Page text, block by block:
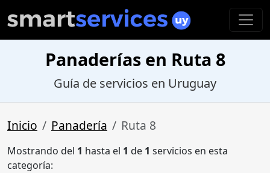
Panaderías en Ruta 8
Guía de servicios en Uruguay
Inicio Panadería Ruta 8
Mostrando del 1 hasta el 1 de 1 servicios en esta
categoría: